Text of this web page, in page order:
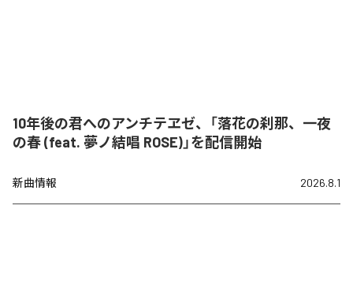
10年後の君へのアンチテヱゼ、「落花の刹那、一夜
の春 (feat. 夢ノ結唱 ROSE)」を配信開始
新曲情報 2026.8.1